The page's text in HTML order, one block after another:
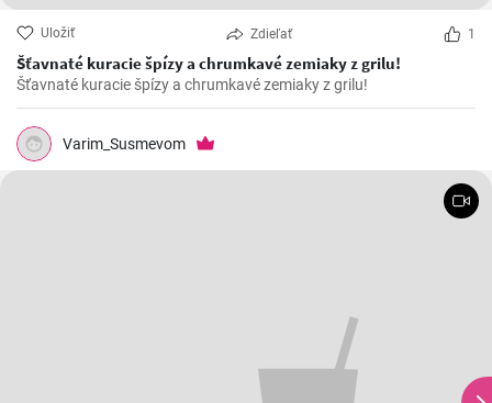
Uložiť Zdieľať 1
Šťavnaté kuracie špízy a chrumkavé zemiaky z grilu!
Šťavnaté kuracie špízy a chrumkavé zemiaky z grilu!
Varim_Susmevom